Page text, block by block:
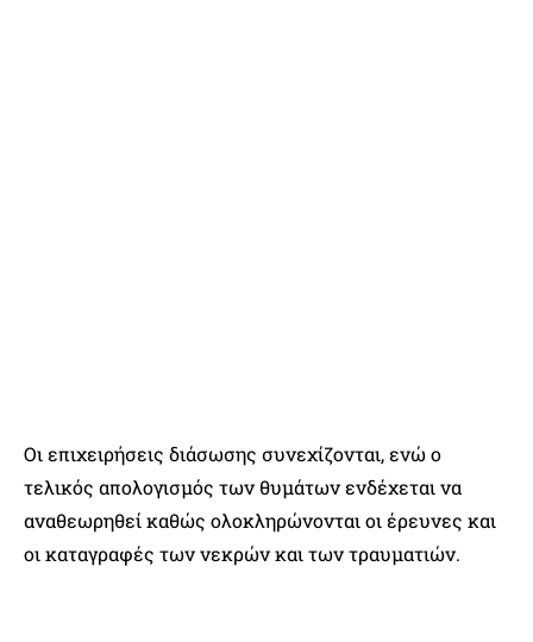
Οι επιχειρήσεις διάσωσης συνεχίζονται, ενώ ο
τελικός απολογισμός των θυμάτων ενδέχεται να
αναθεωρηθεί καθώς ολοκληρώνονται οι έρευνες και
οι καταγραφές των νεκρών και των τραυματιών.